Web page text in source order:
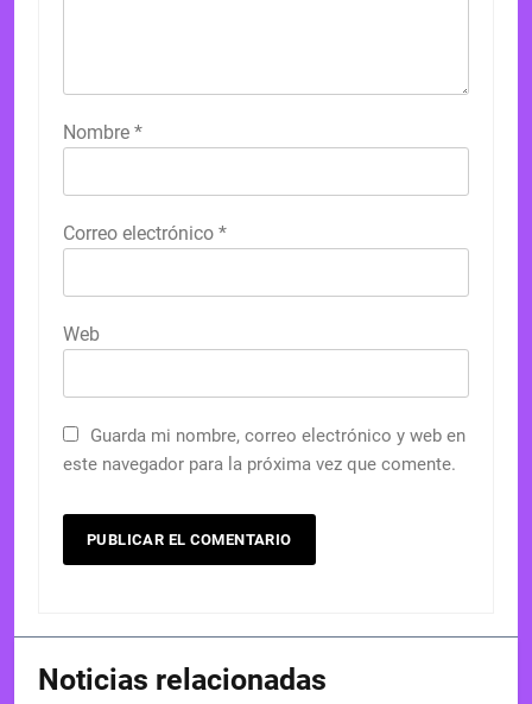
Nombre *
Correo electrónico *
Web
Guarda mi nombre, correo electrónico y web en
este navegador para la próxima vez que comente.
Noticias relacionadas